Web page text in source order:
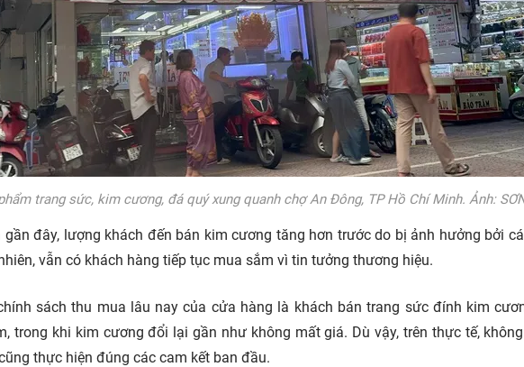
trang sức, kim cương, đá quý xung quanh chợ An Đông, TP Hồ Chí Minh. Ảnh:
gần đây, lượng khách đến bán kim cương tăng hơn trước do bị ảnh hưởng bởi
vẫn có khách hàng tiếp tục mua sắm vì tin tưởng thương hiệu.
sách thu mua lâu nay của cửa hàng là khách bán trang sức đính kim
trong khi kim cương đổi lại gần như không mất giá. Dù vậy, trên thực tế,
thực hiện đúng các cam kết ban đầu.